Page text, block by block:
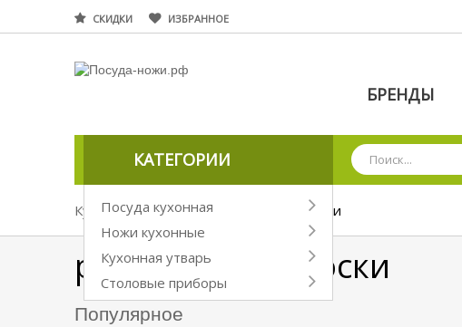
СКИДКИ ИЗБРАННОЕ
БРЕНДЫ
КАТЕГОРИИ
Посуда кухонная
Ножи кухонные
Кухонная утварь
Столовые приборы
Кухонная утварь Разделочные доски
разделочные доски
Популярное